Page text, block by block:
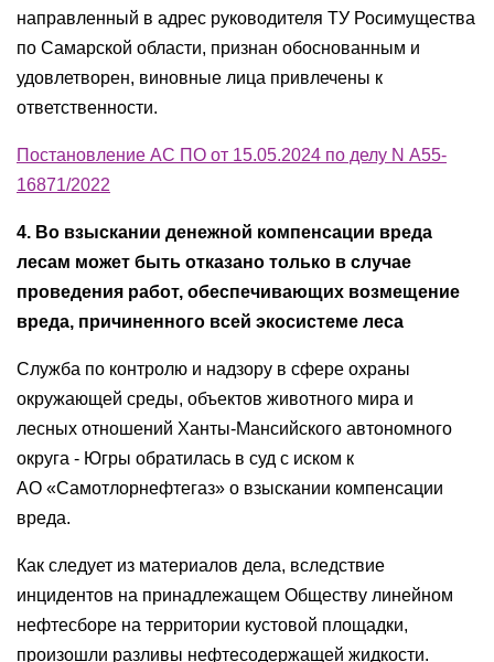
направленный в адрес руководителя ТУ Росимущества
по Самарской области, признан обоснованным и
удовлетворен, виновные лица привлечены к
ответственности.
Постановление АС ПО от 15.05.2024 по делу N А55-
16871/2022
4. Во взыскании денежной компенсации вреда
лесам может быть отказано только в случае
проведения работ, обеспечивающих возмещение
вреда, причиненного всей экосистеме леса
Служба по контролю и надзору в сфере охраны
окружающей среды, объектов животного мира и
лесных отношений Ханты-Мансийского автономного
округа - Югры обратилась в суд с иском к
АО «Самотлорнефтегаз» о взыскании компенсации
вреда.
Как следует из материалов дела, вследствие
инцидентов на принадлежащем Обществу линейном
нефтесборе на территории кустовой площадки,
произошли разливы нефтесодержащей жидкости.